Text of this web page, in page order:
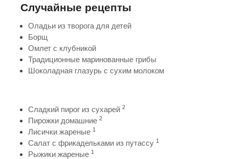
Случайные рецепты
Оладьи из творога для детей
Борщ
Омлет с клубникой
Традиционные маринованные грибы
Шоколадная глазурь с сухим молоком
Сладкий пирог из сухарей 2
Пирожки домашние 2
Лисички жареные 1
Салат с фрикадельками из путассу 1
Рыжики жареные 1